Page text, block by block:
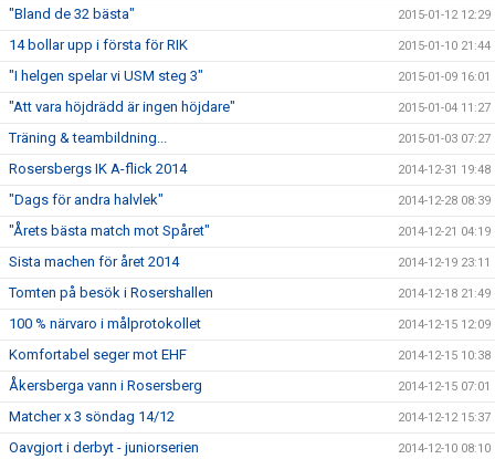
"Bland de 32 bästa" 2015-01-12 12:29
14 bollar upp i första för RIK 2015-01-10 21:44
"I helgen spelar vi USM steg 3" 2015-01-09 16:01
"Att vara höjdrädd är ingen höjdare" 2015-01-04 11:27
Träning & teambildning... 2015-01-03 07:27
Rosersbergs IK A-flick 2014 2014-12-31 19:48
"Dags för andra halvlek" 2014-12-28 08:39
"Årets bästa match mot Spåret" 2014-12-21 04:19
Sista machen för året 2014 2014-12-19 23:11
Tomten på besök i Rosershallen 2014-12-18 21:49
100 % närvaro i målprotokollet 2014-12-15 12:09
Komfortabel seger mot EHF 2014-12-15 10:38
Åkersberga vann i Rosersberg 2014-12-15 07:01
Matcher x 3 söndag 14/12 2014-12-12 15:37
Oavgjort i derbyt - juniorserien 2014-12-10 08:10